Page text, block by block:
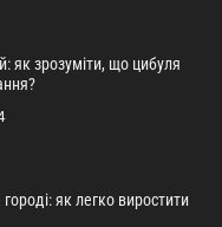
як зрозуміти, що цибуля
як легко виростити